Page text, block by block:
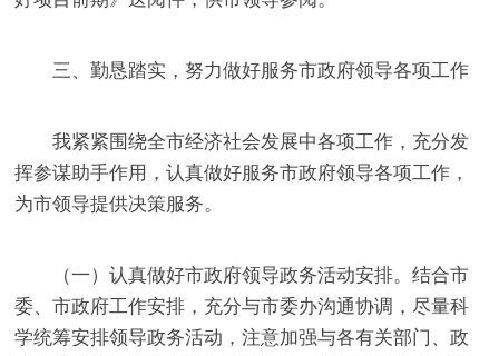
三、勤恳踏实，努力做好服务市政府领导各项工作
我紧紧围绕全市经济社会发展中各项工作，充分发
挥参谋助手作用，认真做好服务市政府领导各项工作，
为市领导提供决策服务。
（一）认真做好市政府领导政务活动安排。结合市
委、市政府工作安排，充分与市委办沟通协调，尽量科
学统筹安排领导政务活动，注意加强与各有关部门、政